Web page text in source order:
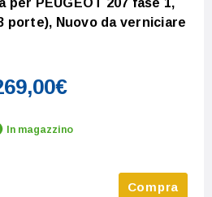
PEUGEOT 207 fase 1,
porte), Nuovo da verniciare
In magazzino
Compra